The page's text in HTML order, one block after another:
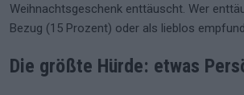
Weihnachtsgeschenk enttäuscht. Wer
Bezug (15 Prozent) oder als lieblos
Die größte Hürde: etwas